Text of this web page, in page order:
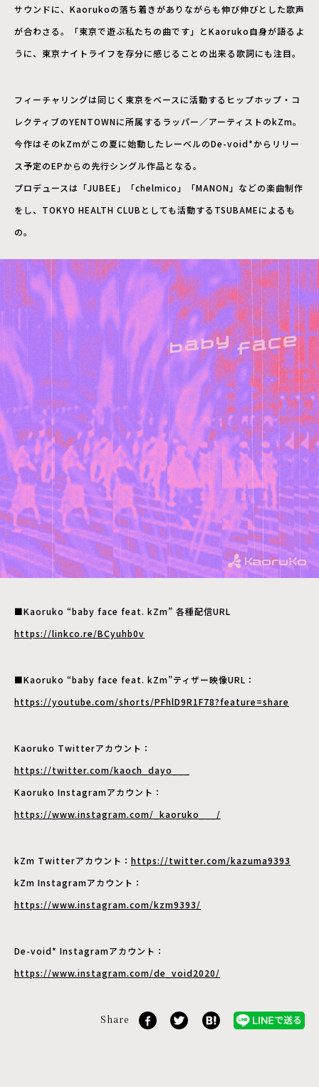
サウンドに、Kaorukoの落ち着きがありながらも伸び伸びとした歌声
が合わさる。「東京で遊ぶ私たちの曲です」とKaoruko自身が語るよ
うに、東京ナイトライフを存分に感じることの出来る歌詞にも注目。
フィーチャリングは同じく東京をベースに活動するヒップホップ・コ
レクティブのYENTOWNに所属するラッパー／アーティストのkZm。
今作はそのkZmがこの夏に始動したレーベルのDe-void*からリリー
ス予定のEPからの先行シングル作品となる。
プロデュースは「JUBEE」「chelmico」「MANON」などの楽曲制作
をし、TOKYO HEALTH CLUBとしても活動するTSUBAMEによるも
の。
■Kaoruko “baby face feat. kZm” 各種配信URL
https://linkco.re/BCyuhb0v
■Kaoruko “baby face feat. kZm”ティザー映像URL：
https://youtube.com/shorts/PFhlD9R1F78?feature=share
Kaoruko Twitterアカウント：
https://twitter.com/kaoch_dayo___
Kaoruko Instagramアカウント：
https://www.instagram.com/_kaoruko___/
kZm Twitterアカウント： https://twitter.com/kazuma9393
kZm Instagramアカウント：
https://www.instagram.com/kzm9393/
De-void* Instagramアカウント：
https://www.instagram.com/de_void2020/
Share